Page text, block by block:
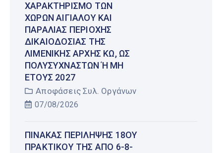
ΧΑΡΑΚΤΗΡΙΣΜΌ ΤΩΝ
ΧΏΡΩΝ ΑΙΓΙΑΛΟΎ ΚΑΙ
ΠΑΡΑΛΊΑΣ ΠΕΡΙΟΧΉΣ
ΔΙΚΑΙΟΔΟΣΊΑΣ ΤΗΣ
ΛΙΜΕΝΙΚΉΣ ΑΡΧΉΣ ΚΩ, ΩΣ
ΠΟΛΥΣΎΧΝΑΣΤΩΝ Ή ΜΗ Έ
ΤΟΥΣ 2027
Αποφάσεις Συλ. Οργάνων
07/08/2026
ΠΊΝΑΚΑΣ ΠΕΡΊΛΗΨΗΣ 18ΟΥ
ΠΡΑΚΤΙΚΟΎ ΤΗΣ ΑΠΌ 6-8-